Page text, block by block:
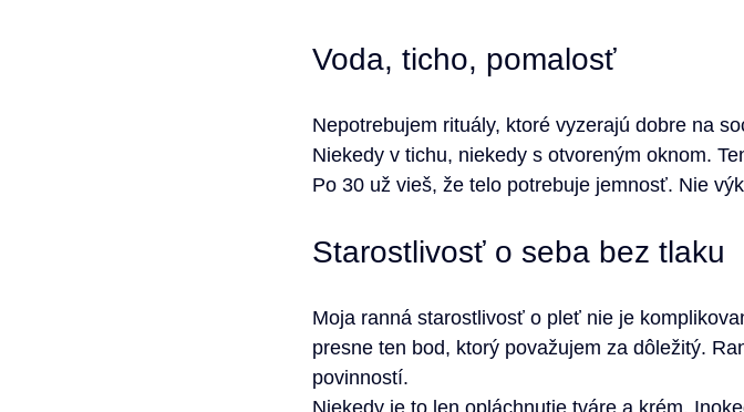
Voda, ticho, pomalosť
Nepotrebujem rituály, ktoré vyzerajú dobre na
Niekedy v tichu, niekedy s otvoreným oknom.
Po 30 už vieš, že telo potrebuje jemnosť. Nie
Starostlivosť o seba bez tlaku
Moja ranná starostlivosť o pleť nie je
presne ten bod, ktorý považujem za dôležitý.
povinností.
Niekedy je to len opláchnutie tváre a krém.